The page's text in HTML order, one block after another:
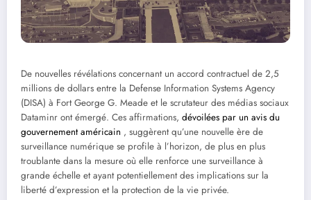
De nouvelles révélations concernant un accord contractuel de 2,5
millions de dollars entre la Defense Information Systems Agency
(DISA) à Fort George G. Meade et le scrutateur des médias sociaux
Dataminr ont émergé. Ces affirmations, dévoilées par un avis du
gouvernement américain , suggèrent qu’une nouvelle ère de
surveillance numérique se profile à l’horizon, de plus en plus
troublante dans la mesure où elle renforce une surveillance à
grande échelle et ayant potentiellement des implications sur la
liberté d’expression et la protection de la vie privée.